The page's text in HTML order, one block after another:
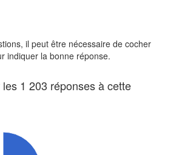
il peut être nécessaire de cocher
indiquer la bonne réponse.
1 203 réponses à cette